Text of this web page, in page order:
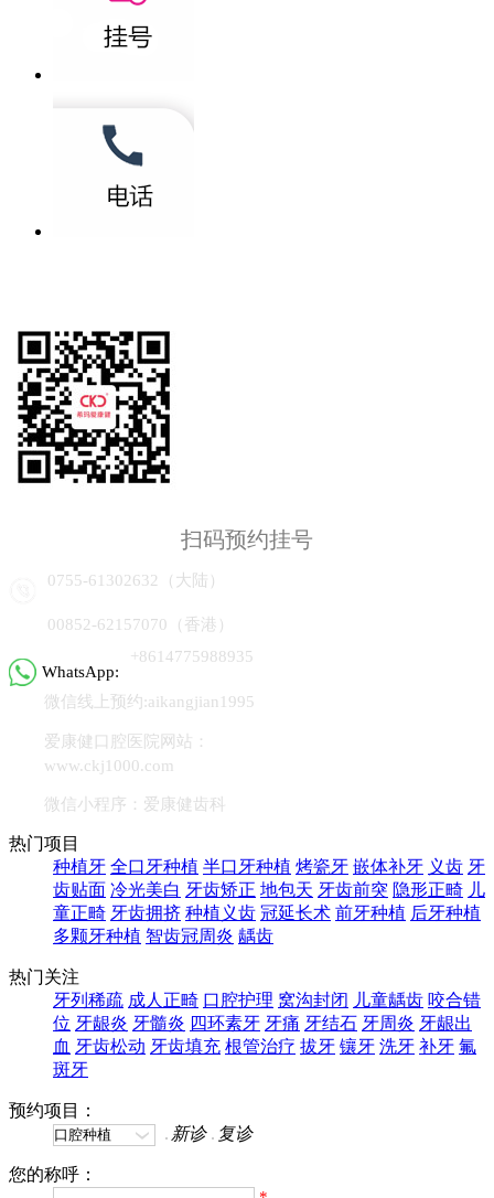
扫码预约挂号
0755-61302632（大陆）
00852-62157070（香港）
WhatsApp:
+8614775988935
微信线上预约:aikangjian1995
爱康健口腔医院网站：
www.ckj1000.com
微信小程序：爱康健齿科
热门项目
种植牙 全口牙种植 半口牙种植 烤瓷牙 嵌体补牙 义齿 牙
齿贴面 冷光美白 牙齿矫正 地包天 牙齿前突 隐形正畸 儿
童正畸 牙齿拥挤 种植义齿 冠延长术 前牙种植 后牙种植
多颗牙种植 智齿冠周炎 龋齿
热门关注
牙列稀疏 成人正畸 口腔护理 窝沟封闭 儿童龋齿 咬合错
位 牙龈炎 牙髓炎 四环素牙 牙痛 牙结石 牙周炎 牙龈出
血 牙齿松动 牙齿填充 根管治疗 拔牙 镶牙 洗牙 补牙 氟
斑牙
预约项目：
新诊
复诊
您的称呼：